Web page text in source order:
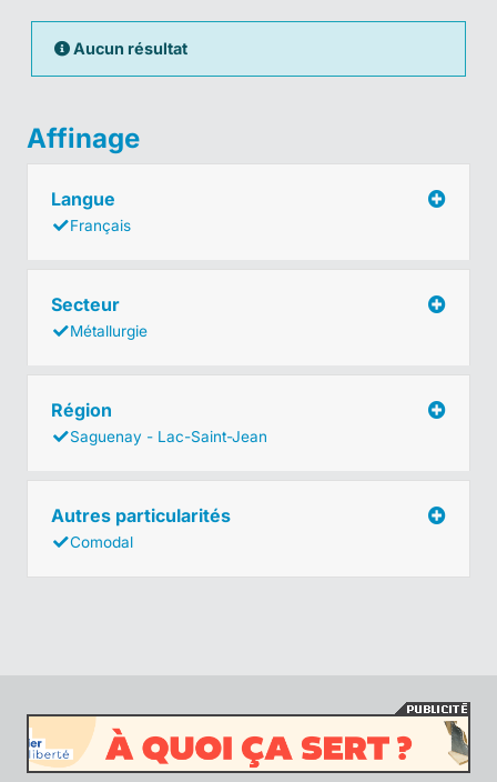
Aucun résultat
Affinage
Langue
Français
Secteur
Métallurgie
Région
Saguenay - Lac-Saint-Jean
Autres particularités
Comodal